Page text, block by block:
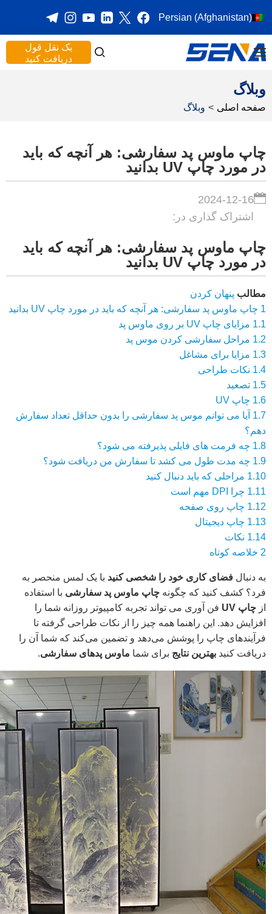
Persian (Afghanistan)
یک نقل قول
دریافت کنید
وبلاگ
صفحه اصلی > وبلاگ
چاپ ماوس پد سفارشی: هر آنچه که باید
در مورد چاپ UV بدانید
2024-12-16
اشتراک گذاری در:
چاپ ماوس پد سفارشی: هر آنچه که باید
در مورد چاپ UV بدانید
مطالب پنهان کردن
1 چاپ ماوس پد سفارشی: هر آنچه که باید در مورد چاپ UV بدانید
1.1 مزایای چاپ UV بر روی ماوس پد
1.2 مراحل سفارشی کردن موس پد
1.3 مزایا برای مشاغل
1.4 نکات طراحی
1.5 تصعید
1.6 چاپ UV
1.7 آیا می توانم موس پد سفارشی را بدون حداقل تعداد سفارش
دهم؟
1.8 چه فرمت های فایلی پذیرفته می شود؟
1.9 چه مدت طول می کشد تا سفارش من دریافت شود؟
1.10 مراحلی که باید دنبال کنید
1.11 چرا DPI مهم است
1.12 چاپ روی صفحه
1.13 چاپ دیجیتال
1.14 نکات
2 خلاصه کوتاه
به دنبال فضای کاری خود را شخصی کنید با یک لمس منحصر به
فرد؟ کشف کنید که چگونه چاپ ماوس پد سفارشی با استفاده
از چاپ UV
فن آوری می تواند تجربه کامپیوتر روزانه شما را
افزایش دهد. این راهنما همه چیز را از نکات طراحی گرفته تا
فرآیندهای چاپ را پوشش می‌دهد و تضمین می‌کند که شما آن را
دریافت کنید بهترین نتایج برای شما ماوس پدهای سفارشی.